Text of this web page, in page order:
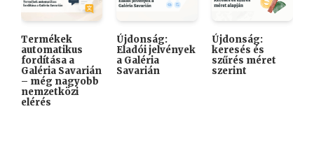
Termékek
automatikus
fordítása a
Galéria Savarián
– még nagyobb
nemzetközi
elérés
Újdonság:
Eladói jelvények
a Galéria
Savarián
Újdonság:
keresés és
szűrés méret
szerint